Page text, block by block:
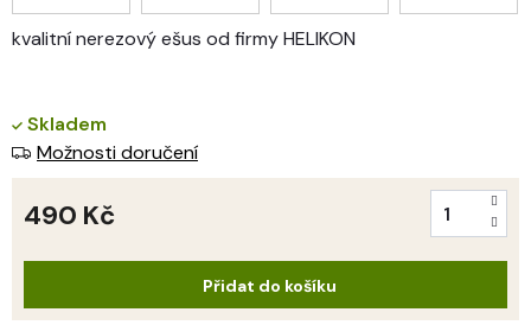
kvalitní nerezový ešus od firmy HELIKON
Skladem
Možnosti doručení
490 Kč
Přidat do košíku